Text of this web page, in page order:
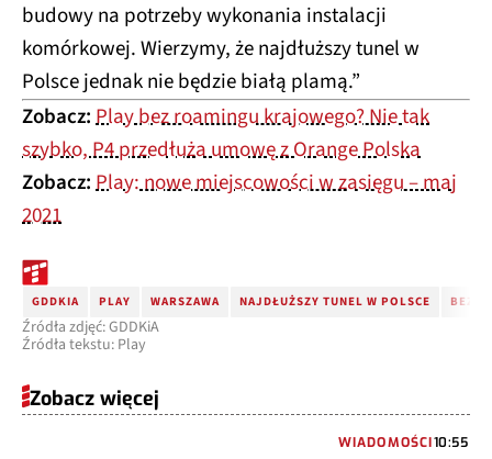
budowy na potrzeby wykonania instalacji
komórkowej. Wierzymy, że najdłuższy tunel w
Polsce jednak nie będzie białą plamą.”
Zobacz:Play bez roamingu krajowego? Nie tak
szybko, P4 przedłuża umowę z Orange Polska
Zobacz:Play: nowe miejscowości w zasięgu – maj
2021
GDDKIA PLAY WARSZAWA NAJDŁUŻSZY TUNEL W POLSCE
Źródła zdjęć: GDDKiA
Źródła tekstu: Play
Zobacz więcej
WIADOMOŚCI10:55